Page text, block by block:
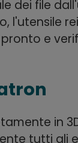
dei file
l'utensile
e
in
tutti gli